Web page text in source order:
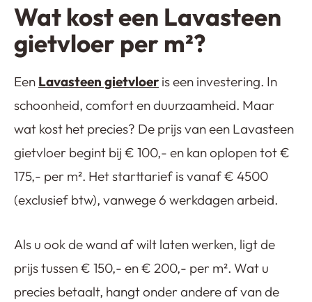
Wat kost een Lavasteen
gietvloer per m²?
Een Lavasteen gietvloeris een investering. In
schoonheid, comfort en duurzaamheid. Maar
wat kost het precies? De prijs van een Lavasteen
gietvloer begint bij € 100,- en kan oplopen tot €
175,- per m². Het starttarief is vanaf € 4500
(exclusief btw), vanwege 6 werkdagen arbeid.
Als u ook de wand af wilt laten werken, ligt de
prijs tussen € 150,- en € 200,- per m². Wat u
precies betaalt, hangt onder andere af van de